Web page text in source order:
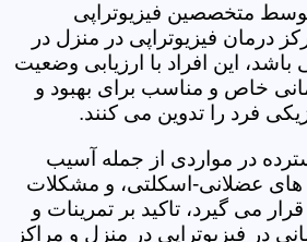
متخصصین فیزیوتراپی
درمان فیزیوتراپی در منزل در
باشد، این افراد با ارزیابی وضعیت
خاص و مناسب برای بهبود و
فرد را تدوین می کنند.
در مواردی از جمله آسیب
عضلانی-اسکلتی، و مشکلات
می گیرد، تاکید بر تمرینات و
در فیزیوتراپی در منزل و مراکز